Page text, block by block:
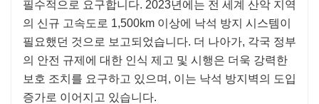
필수적으로 요구합니다. 2023년에는 전 세계 산악 지역
의 신규 고속도로 1,500km 이상에 낙석 방지 시스템이
필요했던 것으로 보고되었습니다. 더 나아가, 각국 정부
의 안전 규제에 대한 인식 제고 및 시행은 더욱 강력한
보호 조치를 요구하고 있으며, 이는 낙석 방지벽의 도입
증가로 이어지고 있습니다.